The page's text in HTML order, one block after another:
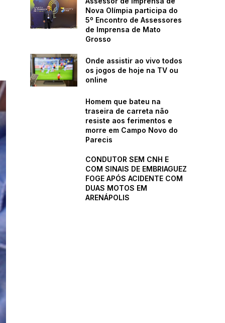
Nova Olímpia participa do
5º Encontro de Assessores
de Imprensa de Mato
Grosso
Onde assistir ao vivo todos
os jogos de hoje na TV ou
online
Homem que bateu na
traseira de carreta não
resiste aos ferimentos e
morre em Campo Novo do
Parecis
CONDUTOR SEM CNH E
COM SINAIS DE EMBRIAGUEZ
FOGE APÓS ACIDENTE COM
DUAS MOTOS EM
ARENÁPOLIS